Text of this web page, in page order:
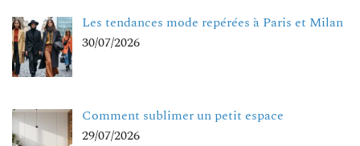
Les tendances mode repérées à Paris et Milan
30/07/2026
Comment sublimer un petit espace
29/07/2026